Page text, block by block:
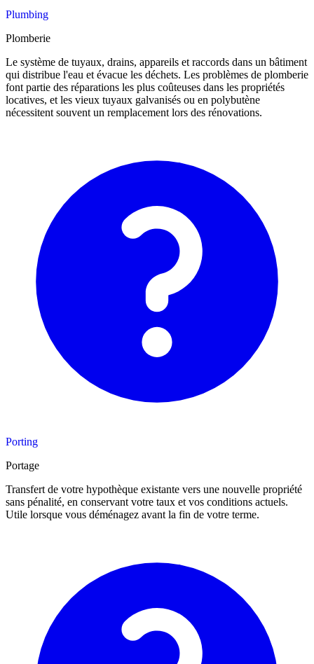
Plumbing
Plomberie
Le système de tuyaux, drains, appareils et raccords dans un bâtiment
qui distribue l'eau et évacue les déchets. Les problèmes de plomberie
font partie des réparations les plus coûteuses dans les propriétés
locatives, et les vieux tuyaux galvanisés ou en polybutène
nécessitent souvent un remplacement lors des rénovations.
Porting
Portage
Transfert de votre hypothèque existante vers une nouvelle propriété
sans pénalité, en conservant votre taux et vos conditions actuels.
Utile lorsque vous déménagez avant la fin de votre terme.